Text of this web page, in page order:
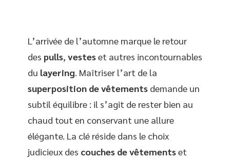
L’arrivée de l’automne marque le retour
des pulls, vesteset autres incontournables
du layering. Maîtriser l’art de la
superposition de vêtements demande un
subtil équilibre : il s’agit de rester bien au
chaud tout en conservant une allure
élégante. La clé réside dans le choix
judicieux des couches de vêtementset